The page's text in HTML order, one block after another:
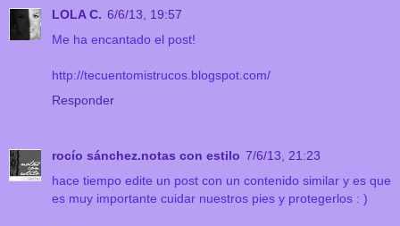
LOLA C. 6/6/13, 19:57
Me ha encantado el post!
http://tecuentomistrucos.blogspot.com/
Responder
rocío sánchez.notas con estilo 7/6/13, 21:23
hace tiempo edite un post con un contenido similar y es que
es muy importante cuidar nuestros pies y protegerlos : )